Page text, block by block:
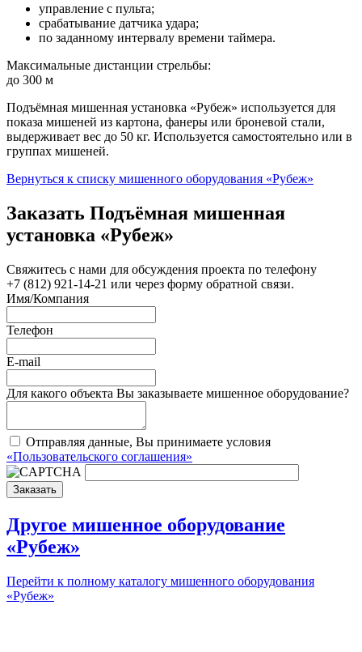
управление с пульта;
срабатывание датчика удара;
по заданному интервалу времени таймера.
Максимальные дистанции стрельбы:
до 300 м
Подъёмная мишенная установка «Рубеж» используется для
показа мишеней из картона, фанеры или броневой стали,
выдерживает вес до 50 кг. Используется самостоятельно или в
группах мишеней.
Вернуться к списку мишенного оборудования «Рубеж»
Заказать Подъёмная мишенная
установка «Рубеж»
Свяжитесь с нами для обсуждения проекта по телефону
+7 (812) 921-14-21 или через форму обратной связи.
Имя/Компания
Телефон
E-mail
Для какого объекта Вы заказываете мишенное оборудование?
Отправляя данные, Вы принимаете условия
«Пользовательского соглашения»
Заказать
Другое мишенное оборудование
«Рубеж»
Перейти к полному каталогу мишенного оборудования
«Рубеж»